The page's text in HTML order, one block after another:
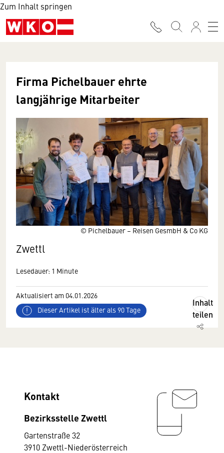
Zum Inhalt springen
© Pichelbauer – Reisen GesmbH & Co KG
Firma Pichelbauer ehrte
langjährige Mitarbeiter
Zwettl
Lesedauer: 1 Minute
Aktualisiert am 04.01.2026
Dieser Artikel ist älter als 90 Tage
Inhalt
teilen
Kontakt
Bezirksstelle Zwettl
Gartenstraße 32
3910 Zwettl-Niederösterreich